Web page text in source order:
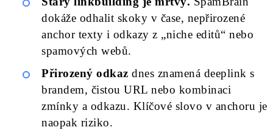
dokáže odhalit skoky v čase, nepřirozené
anchor texty i odkazy z „niche editů“ nebo
spamových webů.
Přirozený odkaz dnes znamená deeplink s
brandem, čistou URL nebo kombinaci
zmínky a odkazu. Klíčové slovo v anchoru je
naopak riziko.